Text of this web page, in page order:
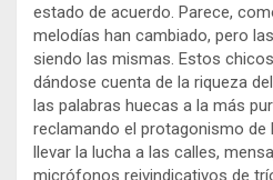
estado de acuerdo. Parece,
melodías han cambiado, pero
siendo las mismas. Estos
dándose cuenta de la riqueza
las palabras huecas a la más
reclamando el protagonismo de
llevar la lucha a las calles,
micrófonos reivindicativos de